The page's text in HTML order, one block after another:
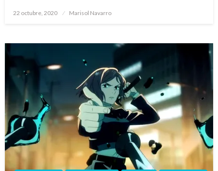
Publicado
22 octubre, 2020 Marisol Navarro